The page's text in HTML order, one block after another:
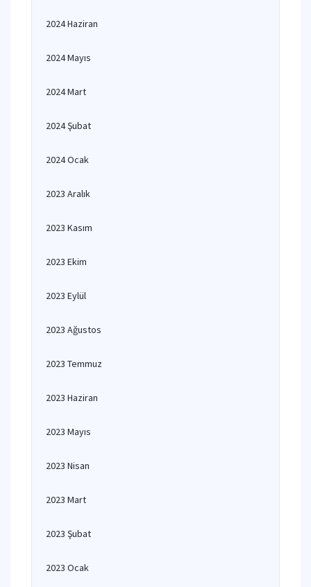
2024 Haziran
2024 Mayıs
2024 Mart
2024 Şubat
2024 Ocak
2023 Aralık
2023 Kasım
2023 Ekim
2023 Eylül
2023 Ağustos
2023 Temmuz
2023 Haziran
2023 Mayıs
2023 Nisan
2023 Mart
2023 Şubat
2023 Ocak